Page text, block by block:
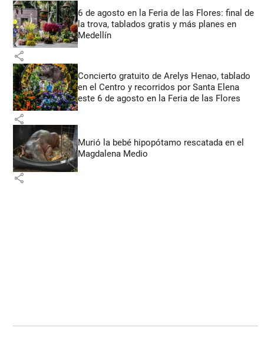
6 de agosto en la Feria de las Flores: final de
la trova, tablados gratis y más planes en
Medellín
share
Concierto gratuito de Arelys Henao, tablado
en el Centro y recorridos por Santa Elena
este 6 de agosto en la Feria de las Flores
share
Murió la bebé hipopótamo rescatada en el
Magdalena Medio
share